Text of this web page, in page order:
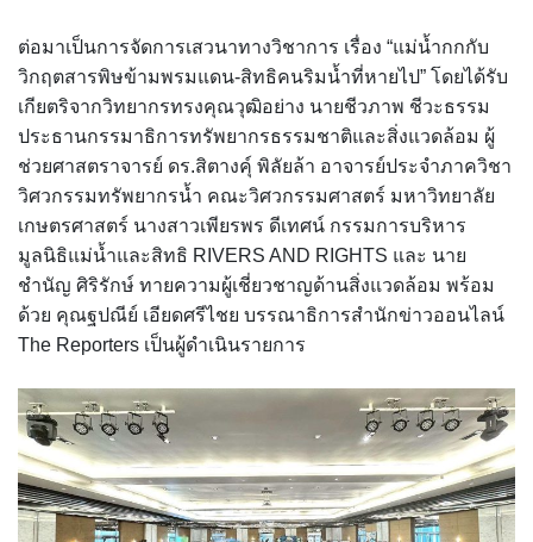
ต่อมาเป็นการจัดการเสวนาทางวิชาการ เรื่อง “แม่น้ำกกกับ
วิกฤตสารพิษข้ามพรมแดน-สิทธิคนริมน้ำที่หายไป” โดยได้รับ
เกียตริจากวิทยากรทรงคุณวุฒิอย่าง นายชีวภาพ ชีวะธรรม
ประธานกรรมาธิการทรัพยากรธรรมชาติและสิ่งแวดล้อม ผู้
ช่วยศาสตราจารย์ ดร.สิตางคุ์ พิลัยล้า อาจารย์ประจำภาควิชา
วิศวกรรมทรัพยากรน้ำ คณะวิศวกรรมศาสตร์ มหาวิทยาลัย
เกษตรศาสตร์ นางสาวเพียรพร ดีเทศน์ กรรมการบริหาร
มูลนิธิแม่น้ำและสิทธิ RIVERS AND RIGHTS และ นาย
ชำนัญ ศิริรักษ์ ทายความผู้เชี่ยวชาญด้านสิ่งแวดล้อม พร้อม
ด้วย คุณฐปณีย์ เอียดศรีไชย บรรณาธิการสำนักข่าวออนไลน์
The Reporters เป็นผู้ดำเนินรายการ